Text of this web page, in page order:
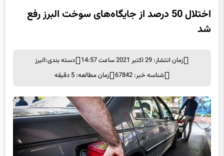
اختلال 50 درصد از جایگاه‌های سوخت البرز رفع
شد
زمان انتشار: 29 اکتبر 2021 ساعت 14:57 دسته بندی:البرز
شناسه خبر: 67842
زمان مطالعه: 5 دقیقه